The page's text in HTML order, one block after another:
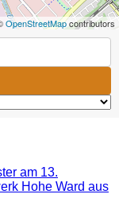
OpenStreetMapcontributors